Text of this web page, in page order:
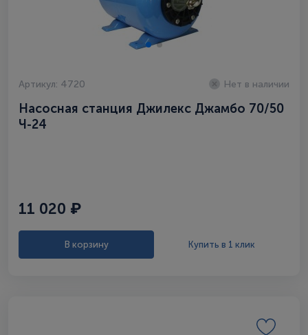
Артикул: 4720 Нет в наличии
Насосная станция Джилекс Джамбо 70/50
Ч-24
11 020 ₽
В корзину Купить в 1 клик